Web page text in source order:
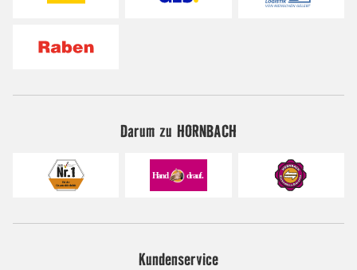
Darum zu HORNBACH
Kundenservice